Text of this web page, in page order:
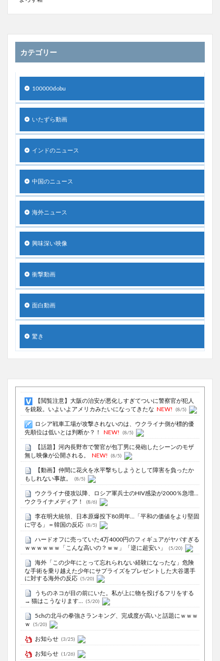
カテゴリー
100000dobu
いたずら動画
インドのニュース
中国のニュース
海外ニュース
興味深い映像
衝撃動画
面白動画
驚き
【閲覧注意】大阪の治安が悪化しすぎてついに警察官が犯人
を銃殺。いよいよアメリカみたいになってきたな NEW! (8/5)
ロシア戦車工場が攻撃されないのは、ウクライナ側が標的優
先順位は低いとは判断か？！
NEW! (8/5)
【話題】河内長野市で警官が包丁男に発砲したシーンのモザ
無し映像が公開される。
NEW! (8/5)
【動画】仲間に花火を水平撃ちしようとして障害を負ったか
もしれない事故。
(8/5)
ウクライナ侵攻以降、ロシア軍兵士のHIV感染が2000％急増…
ウクライナメディア！
(8/6)
李在明大統領、日本原爆投下80周年…「平和の価値をより堅固
に守る」＝韓国の反応 (8/5)
ハードオフに売っていた4万4000円のフィギュアがヤバすぎる
ｗｗｗｗｗｗ「こんな高いの？ｗｗ」「逆に超安い」
(5/20)
海外「この少年にとって忘れられない経験になったな」危険
な手術を乗り越えた少年にサプライズをプレゼントした大谷選手
に対する海外の反応 (5/20)
うちのネコが目の前にいた。私が上に物を投げるフリをする
→ 猫はこうなります… (5/20)
5chの北斗の拳強さランキング、完成度が高いと話題にｗｗｗ
ｗ
(5/20)
お知らせ (3/25)
お知らせ (1/26)